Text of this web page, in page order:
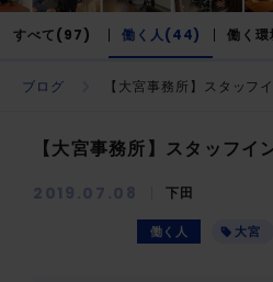
すべて(97) 働く人(44) 働く
ブログ 【大宮事務所】スタッフ
【大宮事務所】スタッフイ
2019.07.08 下田
働く人 大宮